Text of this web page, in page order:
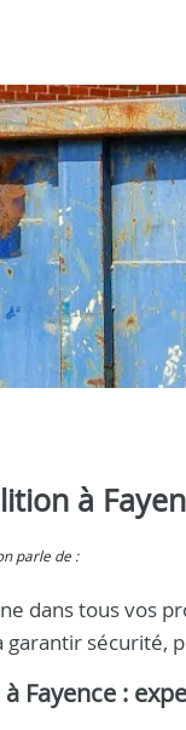
à
parle de :
dans tous vos
garantir sécurité,
Fayence :